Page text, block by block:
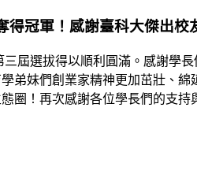
得冠軍！感謝臺科大傑出校
屆選拔得以順利圓滿。感謝學
妹們創業家精神更加茁壯、
圈！再次感謝各位學長們的支持